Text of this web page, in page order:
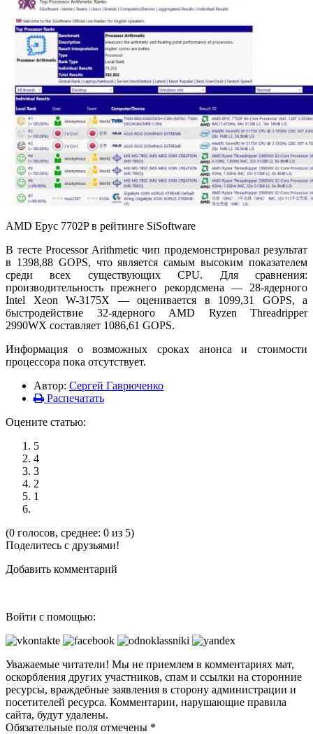
AMD Epyc 7702P в рейтинге SiSoftware
В тесте Processor Arithmetic чип продемонстрировал результат
в 1398,88 GOPS, что является самым высоким показателем
среди всех существующих CPU. Для сравнения:
производительность прежнего рекордсмена — 28-ядерного
Intel Xeon W-3175X — оценивается в 1099,31 GOPS, а
быстродействие 32-ядерного AMD Ryzen Threadripper
2990WX составляет 1086,61 GOPS.
Информация о возможных сроках анонса и стоимости
процессора пока отсутствует.
Автор: Сергей Гаврюченко
Распечатать
Оцените статью:
5
4
3
2
1
(0 голосов, среднее: 0 из 5)
Поделитесь с друзьями!
Добавить комментарий
Войти с помощью:
Уважаемые читатели! Мы не приемлем в комментариях мат,
оскорбления других участников, спам и ссылки на сторонние
ресурсы, враждебные заявления в сторону администрации и
посетителей ресурса. Комментарии, нарушающие правила
сайта, будут удалены.
Обязательные поля отмечены *